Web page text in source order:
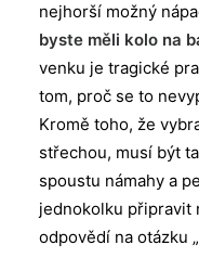
nejhorší možný
byste měli kolo na
venku je tragické
tom, proč se to
Kromě toho, že
střechou, musí být
spoustu námahy a
jednokolku připravit
odpovědí na otázku